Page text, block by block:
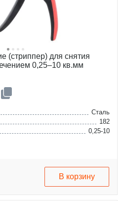
(стриппер) для снятия
0,25–10 кв.мм
Сталь
182
0,25-10
В корзину